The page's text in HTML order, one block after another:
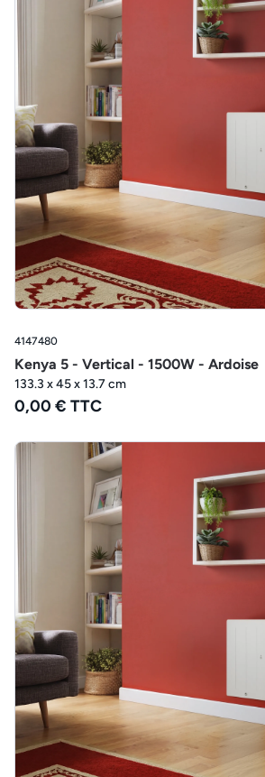
4147480
Kenya 5 - Vertical - 1500W - Ardoise
133.3 x 45 x 13.7 cm
0,00 € TTC